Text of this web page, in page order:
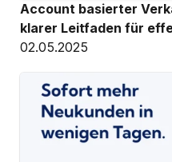
Account basierter
klarer Leitfaden für
02.05.2025